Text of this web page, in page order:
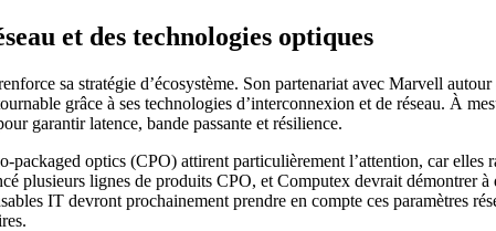
et des technologies optiques
sa stratégie d’écosystème. Son partenariat avec Marvell
grâce à ses technologies d’interconnexion et de réseau. À
garantir latence, bande passante et résilience.
packaged optics (CPO) attirent particulièrement l’attention, car
plusieurs lignes de produits CPO, et Computex devrait démontrer
IT devront prochainement prendre en compte ces paramètres